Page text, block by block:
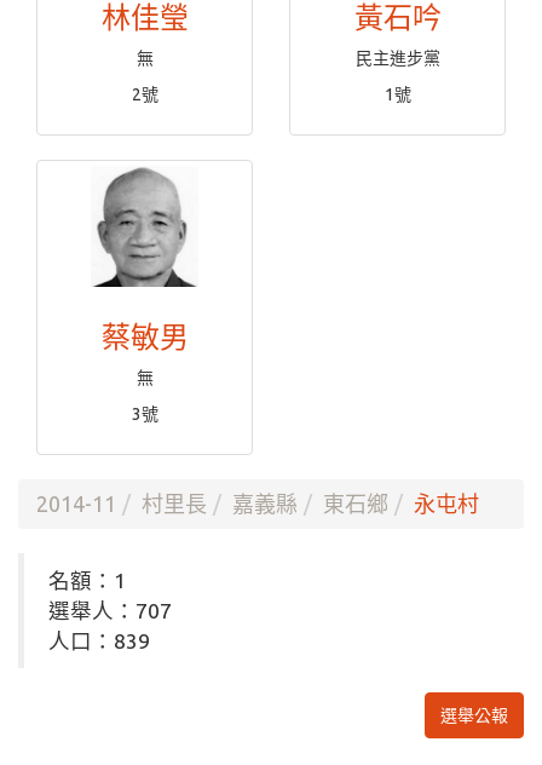
林佳瑩
無
2號
黃石吟
民主進步黨
1號
蔡敏男
無
3號
2014-11 村里長 嘉義縣 東石鄉 永屯村
名額：1
選舉人：707
人口：839
選舉公報